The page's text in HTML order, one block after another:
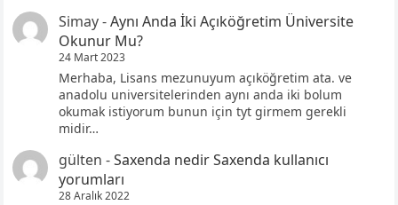
Simay-Aynı Anda İki Açıköğretim Üniversite
Okunur Mu?
24 Mart 2023
Merhaba, Lisans mezunuyum açıköğretim ata. ve
anadolu universitelerinden aynı anda iki bolum
okumak istiyorum bunun için tyt girmem gerekli
midir…
gülten -Saxenda nedir Saxenda kullanıcı
yorumları
28 Aralık 2022